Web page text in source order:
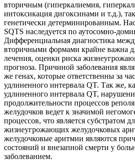
вторичным (гиперкалиемия,
интоксикация дигоксинами и т.д.),
генетически детерминированным.
SQTS наследуется по аутосомно-
Дифференциальная диагностика
вторичными формами крайне важна
лечения, оценки риска
прогноза. Причиной заболевания
же генах, которые ответственны за
удлиненного интервала QT. Так же,
удлиненного интервала QT,
продолжительности процессов
желудочков ведет к значимой
процессов, что является субстратом
жизнеугрожающих желудочковых
желудочковые аритмии являются
состояний и внезапной смерти у
заболеванием.